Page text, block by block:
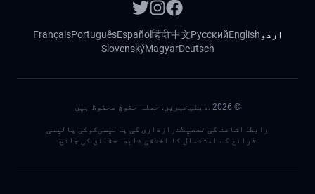
اردو English
Русский
中文
हिंदी
Español
Português
Français
Deutsch
Magyar
Slovenský
©
2026 .دبئیخبریں. جملہ حقوق محفوظ ہیں
رابطہ اشاعت کی تفصیلاترازداری کی پالیسیکوکی پالیسی
ذرائع کے استعمال کا اخلاقی ضابطہ حقائق کی جانچ